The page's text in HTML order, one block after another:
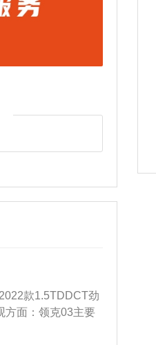
款1.5TDDCT劲
方面：领克03主要
栅、新样式的19英